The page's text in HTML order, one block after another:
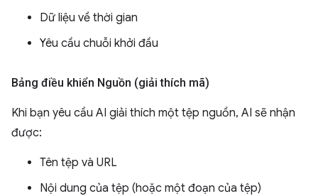
Dữ liệu về thời gian
Yêu cầu chuỗi khởi đầu
Bảng điều khiển Nguồn (giải thích mã)
Khi bạn yêu cầu AI giải thích một tệp nguồn, AI sẽ nhận
được:
Tên tệp và URL
Nội dung của tệp (hoặc một đoạn của tệp)